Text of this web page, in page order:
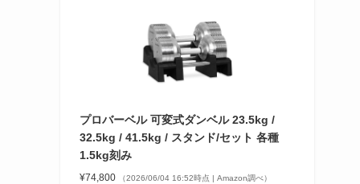
プロバーベル 可変式ダンベル 23.5kg /
32.5kg / 41.5kg / スタンド/セット 各種
1.5kg刻み
¥74,800 （2026/06/04 16:52時点 | Amazon調べ）